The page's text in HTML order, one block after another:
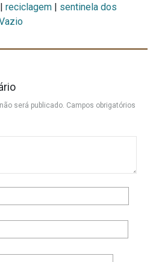
| reciclagem | sentinela dos
será publicado. Campos obrigatórios